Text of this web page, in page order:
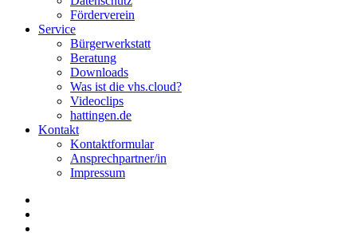
Förderverein
Service
Bürgerwerkstatt
Beratung
Downloads
Was ist die vhs.cloud?
Videoclips
hattingen.de
Kontakt
Kontaktformular
Ansprechpartner/in
Impressum